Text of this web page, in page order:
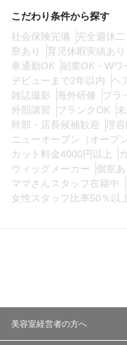
こ
こだわり条件から探す
社会保険完備
完全週休二
寮あり
育児休暇実績あり
車通勤OK
副業OK・Wワ
デビューまで2年以内
ヘ
雑誌撮影
海外研修 ブラ
外部講習
ブランクOK
幹部・店長候補歓迎
理
ニューオープン（オープ
カット料金4000円以上
ウィッグメーカー
個室あ
ママさんスタッフ在籍中
女性スタッフ比率50％以上
美容室経営者の方へ